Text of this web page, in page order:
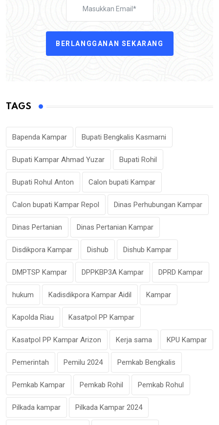
BERLANGGANAN SEKARANG
TAGS
Bapenda Kampar Bupati Bengkalis Kasmarni
Bupati Kampar Ahmad Yuzar Bupati Rohil
Bupati Rohul Anton Calon bupati Kampar
Calon bupati Kampar Repol Dinas Perhubungan Kampar
Dinas Pertanian Dinas Pertanian Kampar
Disdikpora Kampar Dishub Dishub Kampar
DMPTSP Kampar DPPKBP3A Kampar DPRD Kampar
hukum Kadisdikpora Kampar Aidil Kampar
Kapolda Riau Kasatpol PP Kampar
Kasatpol PP Kampar Arizon Kerja sama KPU Kampar
Pemerintah Pemilu 2024 Pemkab Bengkalis
Pemkab Kampar Pemkab Rohil Pemkab Rohul
Pilkada kampar Pilkada Kampar 2024